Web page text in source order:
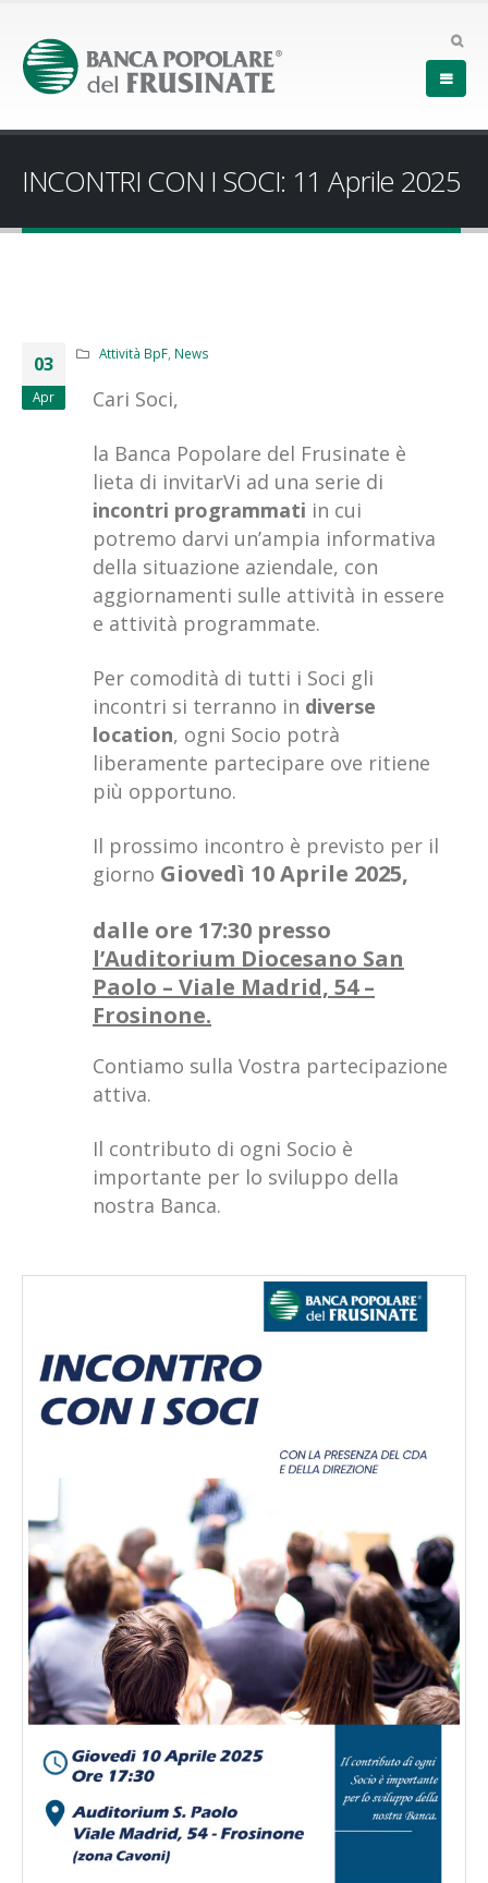
INCONTRI CON I SOCI: 11 Aprile 2025
03
Apr
Attività BpF, News
Cari Soci,
la Banca Popolare del Frusinate è
lieta di invitarVi ad una serie di
incontri programmati in cui
potremo darvi un’ampia informativa
della situazione aziendale, con
aggiornamenti sulle attività in essere
e attività programmate.
Per comodità di tutti i Soci gli
incontri si terranno in diverse
location, ogni Socio potrà
liberamente partecipare ove ritiene
più opportuno.
Il prossimo incontro è previsto per il
giorno Giovedì 10 Aprile 2025,
dalle ore 17:30 presso
l’Auditorium Diocesano San
Paolo – Viale Madrid, 54 –
Frosinone.
Contiamo sulla Vostra partecipazione
attiva.
Il contributo di ogni Socio è
importante per lo sviluppo della
nostra Banca.